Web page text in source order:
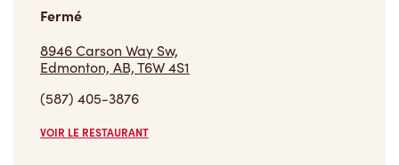
Fermé
8946 Carson Way Sw,
Edmonton, AB, T6W 4S1
(587) 405-3876
VOIR LE RESTAURANT